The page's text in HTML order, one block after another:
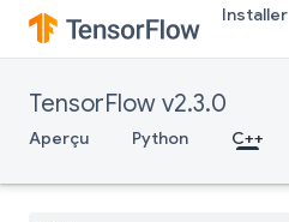
Installer
TensorFlow v2.3.0
Aperçu Python C++